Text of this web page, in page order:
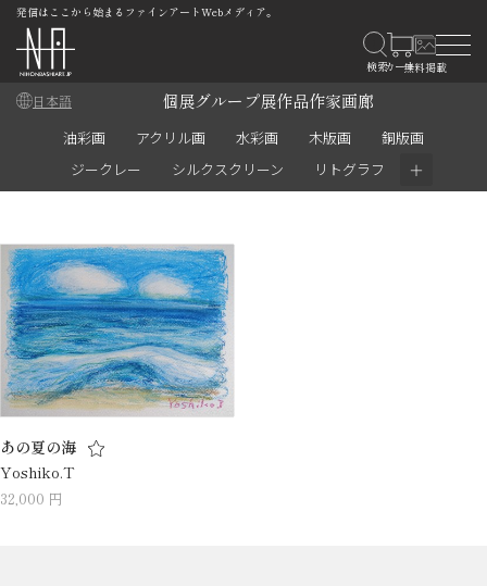
発信はここから始まるファインアートWebメディア。
日本語 個展グループ展作品作家画廊
油彩画 アクリル画 水彩画 木版画
銅版画
ジークレー
シルクスクリーン リトグラフ ＋
あの夏の海
Yoshiko.T
32,000 円